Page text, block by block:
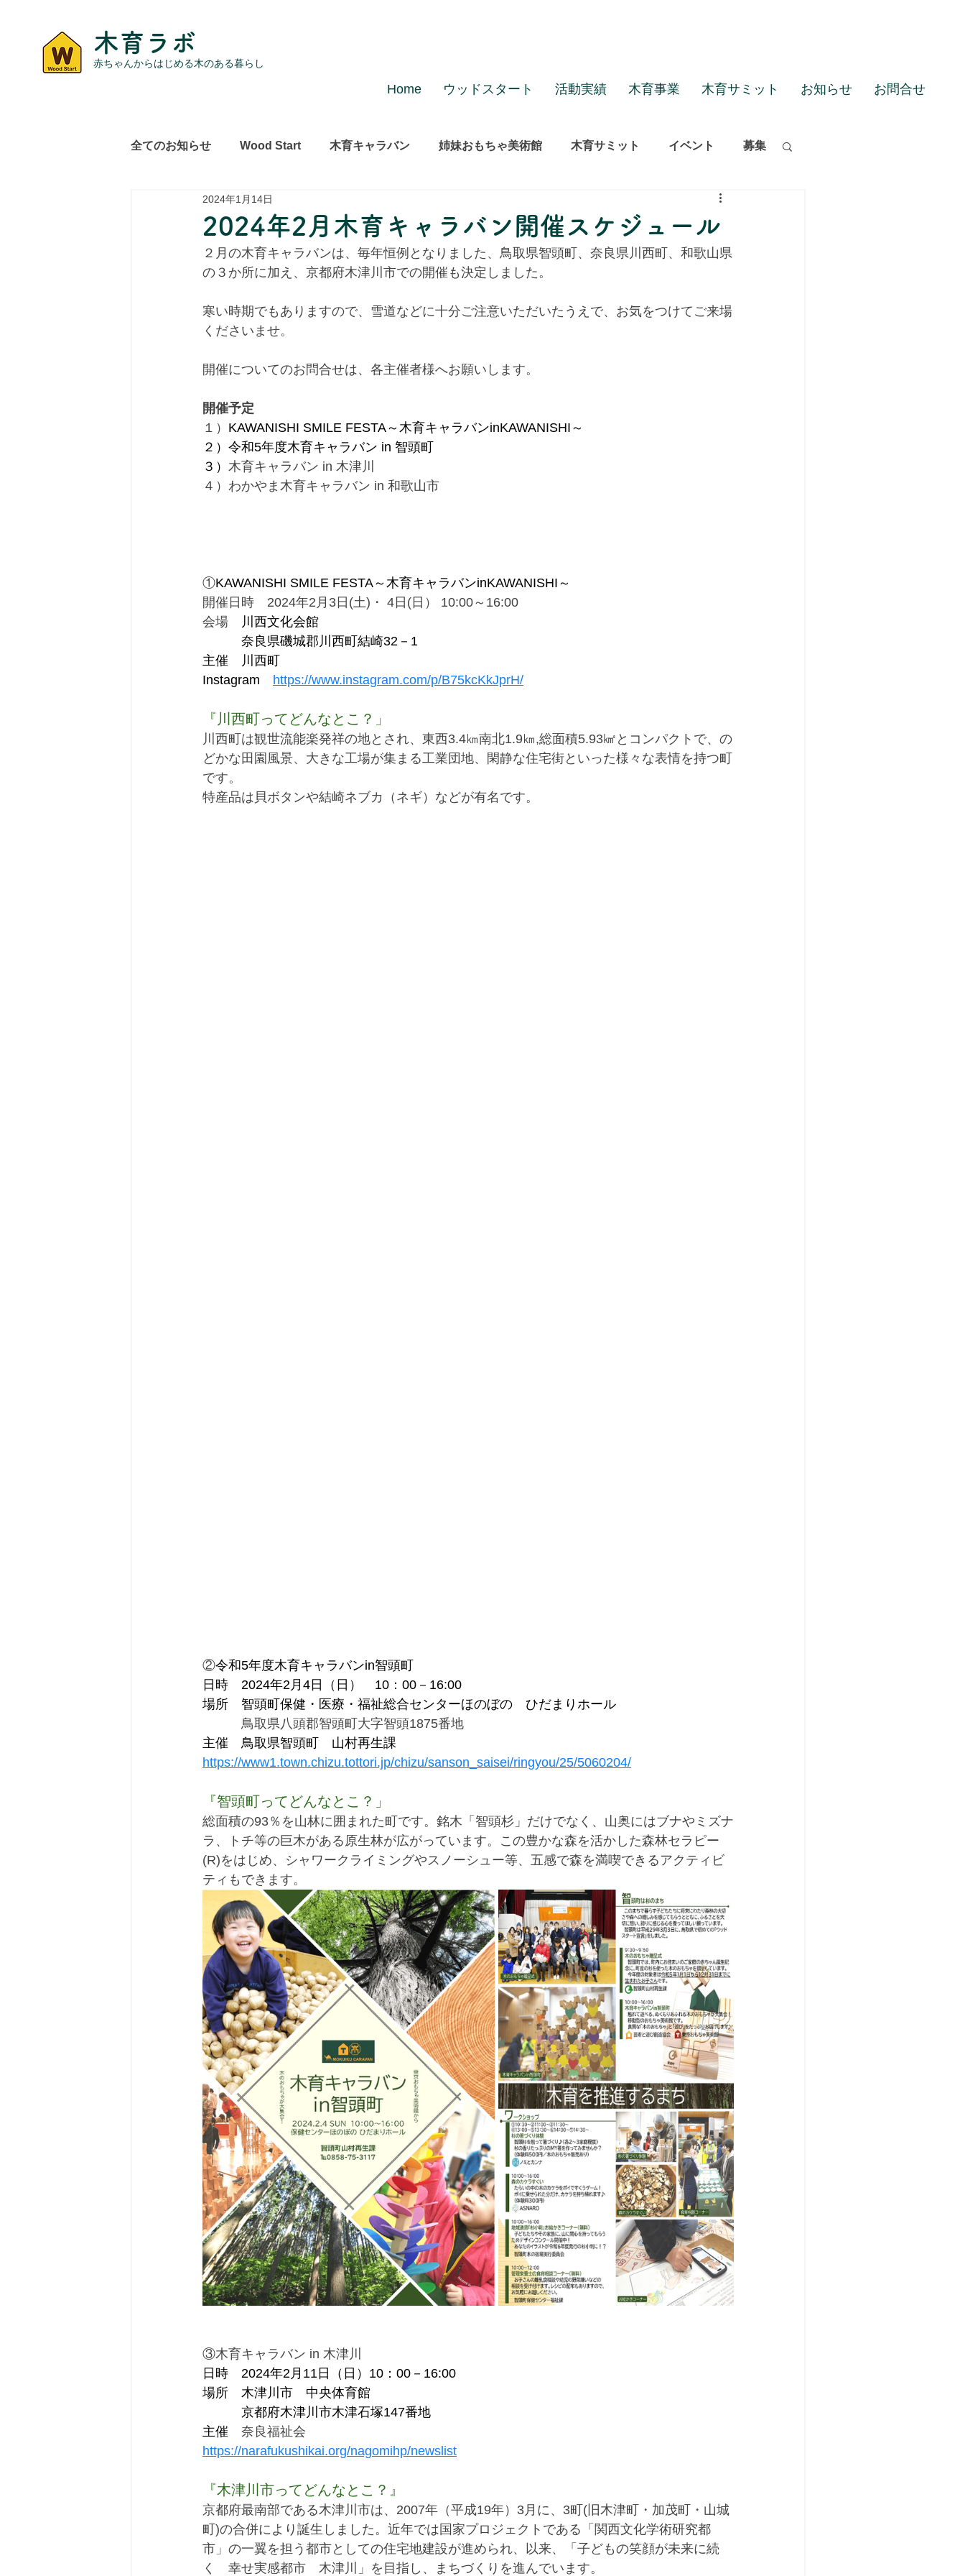
木育ラボ
赤ちゃんからはじめる木のある暮らし
Home ウッドスタート 活動実績 木育事業 木育サミット お知らせ お問合せ
全てのお知らせ Wood Start 木育キャラバン 姉妹おもちゃ美術館 木育サミット イベント 募集
レポート その他
2024年2月木育キャラバン開催スケジュール
2024年1月14日
２月の木育キャラバンは、毎年恒例となりました、鳥取県智頭町、奈良県川西町、和歌山県
の３か所に加え、京都府木津川市での開催も決定しました。
寒い時期でもありますので、雪道などに十分ご注意いただいたうえで、お気をつけてご来場
くださいませ。
開催についてのお問合せは、各主催者様へお願いします。
開催予定
１） KAWANISHI SMILE FESTA～木育キャラバンinKAWANISHI～
２）令和5年度木育キャラバン in 智頭町
３） 木育キャラバン in 木津川
４）わかやま木育キャラバン in 和歌山市
①KAWANISHI SMILE FESTA～木育キャラバンinKAWANISHI～
開催日時　2024年2月3日(土)・ 4日(日） 10:00～16:00
会場
川西文化会館
奈良県磯城郡川西町結崎32－1
主催　川西町
Instagram https://www.instagram.com/p/B75kcKkJprH/
『川西町ってどんなとこ？」
川西町は観世流能楽発祥の地とされ、東西3.4㎞南北1.9㎞,総面積5.93㎢とコンパクトで、の
どかな田園風景、大きな工場が集まる工業団地、閑静な住宅街といった様々な表情を持つ町
です。
②令和5年度木育キャラバンin智頭町
日時　2024年2月4日（日）　10：00－16:00
場所　智頭町保健・医療・福祉総合センターほのぼの　ひだまりホール
鳥取県八頭郡智頭町大字智頭1875番地
主催　鳥取県智頭町　山村再生課
https://www1.town.chizu.tottori.jp/chizu/sanson_saisei/ringyou/25/5060204/
『智頭町ってどんなとこ？」
総面積の93％を山林に囲まれた町です。銘木「智頭杉」だけでなく、山奥にはブナやミズナ
ラ、トチ等の巨木がある原生林が広がっています。この豊かな森を活かした森林セラピー
(R)をはじめ、シャワークライミングやスノーシュー等、五感で森を満喫できるアクティビ
③木育キャラバン in 木津川
日時　2024年2月11日（日）10：00－16:00
場所　木津川市　中央体育館
主催 奈良福祉会
https://narafukushikai.org/nagomihp/newslist
『木津川市ってどんなとこ？』
京都府最南部である木津川市は、2007年（平成19年）3月に、3町(旧木津町・加茂町・山城
町)の合併により誕生しました。近年では国家プロジェクトである「関西文化学術研究都
市」の一翼を担う都市としての住宅地建設が進められ、以来、「子どもの笑顔が未来に続